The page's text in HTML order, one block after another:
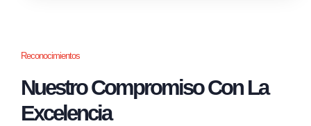
Reconocimientos
Nuestro Compromiso Con La
Excelencia